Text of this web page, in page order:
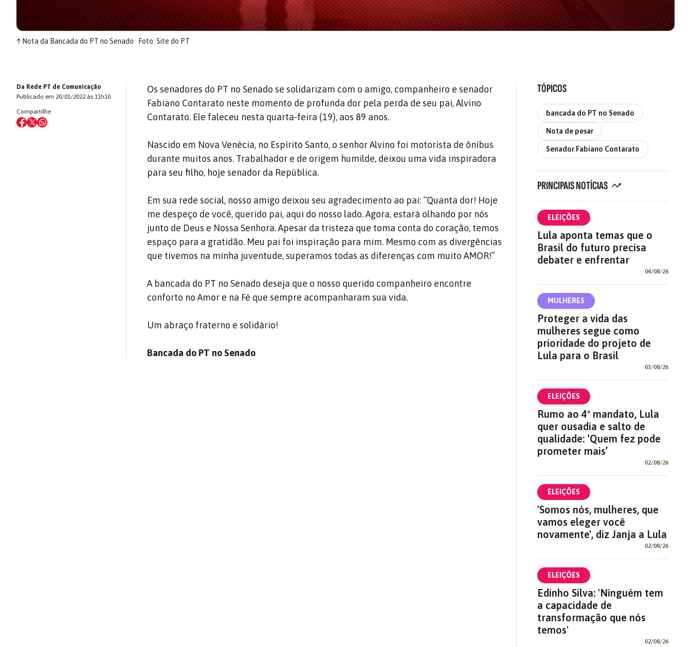
↑Nota da Bancada do PT no Senado Foto: Site do PT
Da Rede PT de Comunicação
Publicado em 20/01/2022 às 11h10
Compartilhe
Os senadores do PT no Senado se solidarizam com o amigo, companheiro e senador
Fabiano Contarato neste momento de profunda dor pela perda de seu pai, Alvino
Contarato. Ele faleceu nesta quarta-feira (19), aos 89 anos.
Nascido em Nova Venécia, no Espírito Santo, o senhor Alvino foi motorista de ônibus
durante muitos anos. Trabalhador e de origem humilde, deixou uma vida inspiradora
para seu filho, hoje senador da República.
Em sua rede social, nosso amigo deixou seu agradecimento ao pai: “Quanta dor! Hoje
me despeço de você, querido pai, aqui do nosso lado. Agora, estará olhando por nós
junto de Deus e Nossa Senhora. Apesar da tristeza que toma conta do coração, temos
espaço para a gratidão. Meu pai foi inspiração para mim. Mesmo com as divergências
que tivemos na minha juventude, superamos todas as diferenças com muito AMOR!”
A bancada do PT no Senado deseja que o nosso querido companheiro encontre
conforto no Amor e na Fé que sempre acompanharam sua vida.
Um abraço fraterno e solidário!
Bancada do PT no Senado
TÓPICOS
bancada do PT no Senado
Nota de pesar
Senador Fabiano Contarato
PRINCIPAIS NOTÍCIAS
ELEIÇÕES
Lula aponta temas que o
Brasil do futuro precisa
debater e enfrentar
04/08/26
MULHERES
Proteger a vida das
mulheres segue como
prioridade do projeto de
Lula para o Brasil
03/08/26
ELEIÇÕES
Rumo ao 4º mandato, Lula
quer ousadia e salto de
qualidade: ‘Quem fez pode
prometer mais’
02/08/26
ELEIÇÕES
'Somos nós, mulheres, que
vamos eleger você
novamente', diz Janja a Lula
02/08/26
ELEIÇÕES
Edinho Silva: 'Ninguém tem
a capacidade de
transformação que nós
temos'
02/08/26